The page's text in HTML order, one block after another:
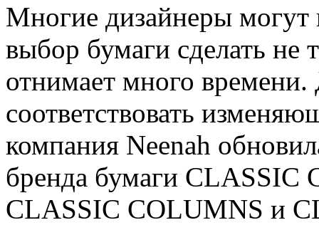
Многие дизайнеры
выбор бумаги сделать не
отнимает много
соответствовать
компания Neenah
бренда бумаги CLASSIC
CLASSIC COLUMNS и